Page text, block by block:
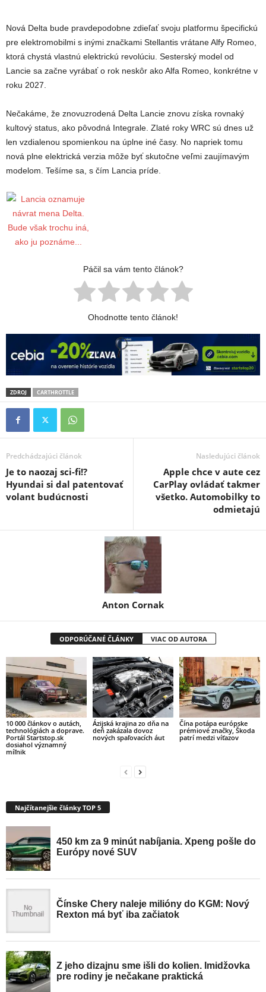
Nová Delta bude pravdepodobne zdieľať svoju platformu špecifickú
pre elektromobilmi s inými značkami Stellantis vrátane Alfy Romeo,
ktorá chystá vlastnú elektrickú revolúciu. Sesterský model od
Lancie sa začne vyrábať o rok neskôr ako Alfa Romeo, konkrétne v
roku 2027.
Nečakáme, že znovuzrodená Delta Lancie znovu získa rovnaký
kultový status, ako pôvodná Integrale. Zlaté roky WRC sú dnes už
len vzdialenou spomienkou na úplne iné časy. No napriek tomu
nová plne elektrická verzia môže byť skutočne veľmi zaujímavým
modelom. Tešíme sa, s čím Lancia príde.
Páčil sa vám tento článok?
Ohodnotte tento článok!
ZDROJ CARTHROTTLE
Predchádzajúci článok
Je to naozaj sci-fi!?
Hyundai si dal patentovať
volant budúcnosti
Nasledujúci článok
Apple chce v aute cez
CarPlay ovládať takmer
všetko. Automobilky to
odmietajú
Anton Cornak
ODPORÚČANÉ ČLÁNKY VIAC OD AUTORA
10 000 článkov o autách,
technológiách a doprave.
Portál Startstop.sk
dosiahol významný
míľnik
Ázijská krajina zo dňa na
deň zakázala dovoz
nových spaľovacích áut
Čína potápa európske
prémiové značky, Škoda
patrí medzi víťazov
Najčítanejšie články TOP 5